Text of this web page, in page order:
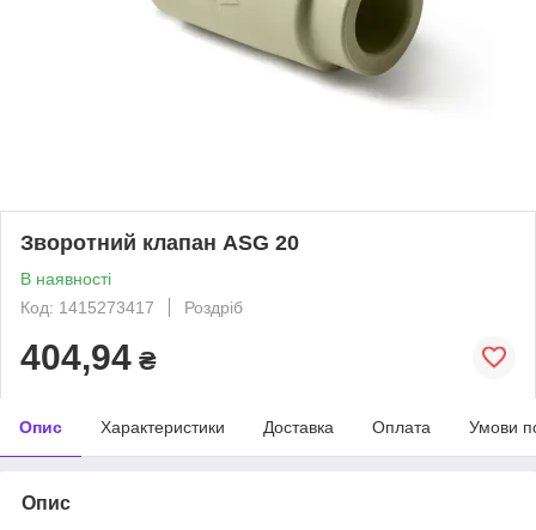
Зворотний клапан ASG 20
В наявності
Код: 1415273417
Роздріб
404,94 ₴
Опис Характеристики Доставка Оплата Умови
Опис